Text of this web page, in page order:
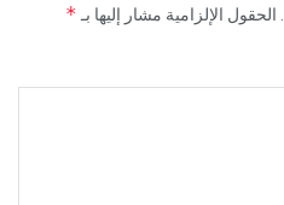
الحقول الإلزامية مشار إليها بـ *